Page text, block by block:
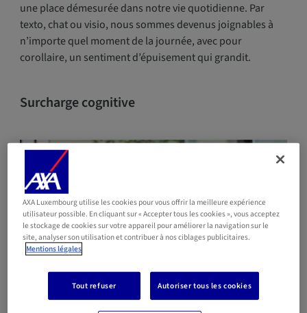
une place démesurée dans notre vie quotidienne. Par
texto, chat ou visio, nous sommes devenus joignables à
n’importe quel moment de la journée, avec pour
corollaire, un sentiment d’épuisement qui grandit.
Surcharge cognitive
AXA Luxembourg utilise les cookies pour vous offrir la meilleure expérience
utilisateur possible. En cliquant sur « Accepter tous les cookies », vous acceptez
le stockage de cookies sur votre appareil pour améliorer la navigation sur le
site, analyser son utilisation et contribuer à nos ciblages publicitaires.
Mentions légales
Tout refuser Autoriser tous les cookies